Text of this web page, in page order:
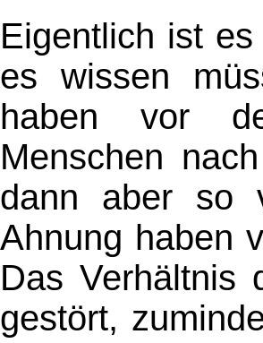
Eigentlich ist
es wissen
haben vor
Menschen
dann aber so
Ahnung haben
Das Verhältnis
gestört,